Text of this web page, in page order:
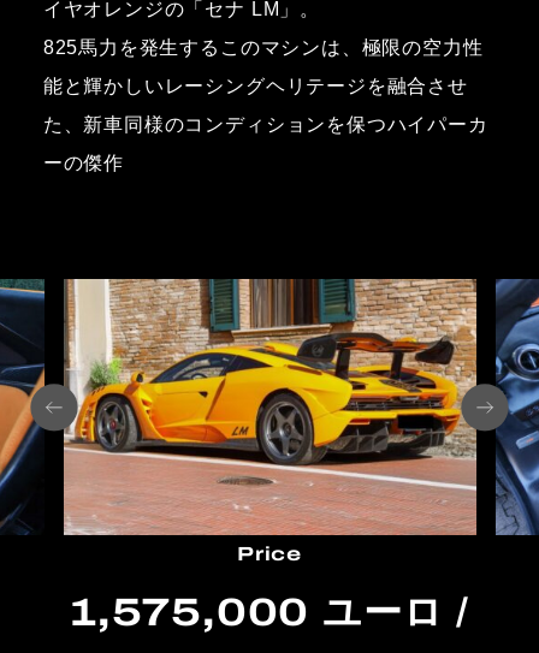
イヤオレンジの「セナ LM」。
825馬力を発生するこのマシンは、極限の空力性
能と輝かしいレーシングヘリテージを融合させ
た、新車同様のコンディションを保つハイパーカ
ーの傑作
Price
1,575,000 ユーロ /